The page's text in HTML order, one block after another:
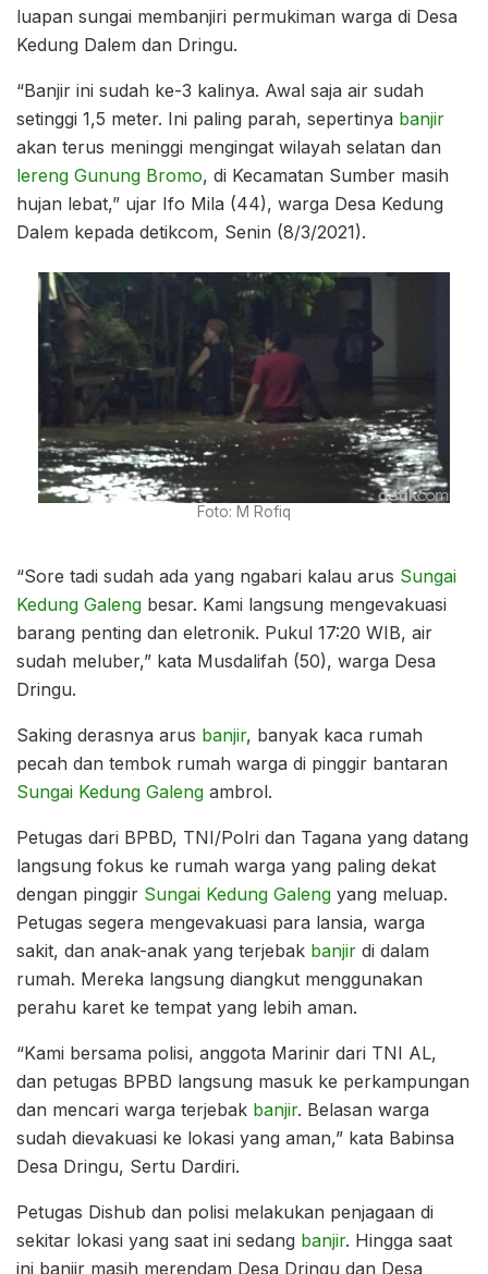
luapan sungai membanjiri permukiman warga di Desa
Kedung Dalem dan Dringu.
“Banjir ini sudah ke-3 kalinya. Awal saja air sudah
setinggi 1,5 meter. Ini paling parah, sepertinya banjir
akan terus meninggi mengingat wilayah selatan dan
lereng Gunung Bromo, di Kecamatan Sumber masih
hujan lebat,” ujar Ifo Mila (44), warga Desa Kedung
Dalem kepada detikcom, Senin (8/3/2021).
Foto: M Rofiq
“Sore tadi sudah ada yang ngabari kalau arus Sungai
Kedung Galeng besar. Kami langsung mengevakuasi
barang penting dan eletronik. Pukul 17:20 WIB, air
sudah meluber,” kata Musdalifah (50), warga Desa
Dringu.
Saking derasnya arus banjir, banyak kaca rumah
pecah dan tembok rumah warga di pinggir bantaran
Sungai Kedung Galeng ambrol.
Petugas dari BPBD, TNI/Polri dan Tagana yang datang
langsung fokus ke rumah warga yang paling dekat
dengan pinggir Sungai Kedung Galeng yang meluap.
Petugas segera mengevakuasi para lansia, warga
sakit, dan anak-anak yang terjebak banjir di dalam
rumah. Mereka langsung diangkut menggunakan
perahu karet ke tempat yang lebih aman.
“Kami bersama polisi, anggota Marinir dari TNI AL,
dan petugas BPBD langsung masuk ke perkampungan
dan mencari warga terjebak banjir. Belasan warga
sudah dievakuasi ke lokasi yang aman,” kata Babinsa
Desa Dringu, Sertu Dardiri.
Petugas Dishub dan polisi melakukan penjagaan di
sekitar lokasi yang saat ini sedang banjir. Hingga saat
ini banjir masih merendam Desa Dringu dan Desa